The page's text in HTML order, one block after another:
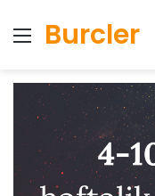
Menyu
Burcler